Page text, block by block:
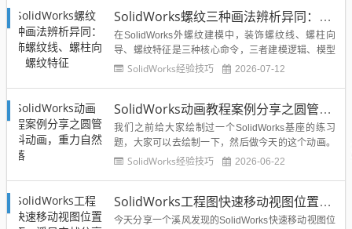
SolidWorks螺纹三种画法辨析异同：装饰螺纹线、螺柱向导、螺纹特征
在SolidWorks外螺纹建模中，装饰螺纹线、螺柱向
导、螺纹特征是三种核心命令，三者建模逻辑、模型
属性、使用场景差异极大，也是新手最易混淆的功
SolidWorks经验技巧 2026-07-12
SolidWorks动画教程案例分享之圆管分料动画，重力自然滑落
我们之前给大家绘制过一个SolidWorks基座的练习
题，大家可以去绘制一下，然后做今天的这个动画。
SolidWorks钣金基座练习题...
SolidWorks经验技巧 2026-06-22
SolidWorks工程图快速移动视图位置技巧，溪风实战分享
今天分享一个溪风发现的SolidWorks快速移动视图位